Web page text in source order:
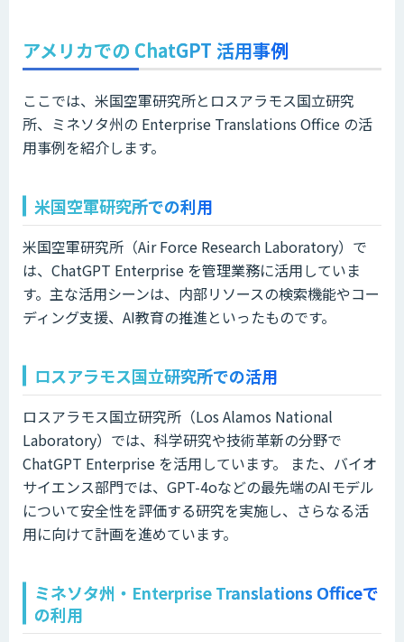
アメリカでの ChatGPT 活用事例
ここでは、米国空軍研究所とロスアラモス国立研究
所、ミネソタ州の Enterprise Translations Office の活
用事例を紹介します。
米国空軍研究所での利用
米国空軍研究所（Air Force Research Laboratory）で
は、ChatGPT Enterprise を管理業務に活用していま
す。主な活用シーンは、内部リソースの検索機能やコー
ディング支援、AI教育の推進といったものです。
ロスアラモス国立研究所での活用
ロスアラモス国立研究所（Los Alamos National
Laboratory）では、科学研究や技術革新の分野で
ChatGPT Enterprise を活用しています。 また、バイオ
サイエンス部門では、GPT-4oなどの最先端のAIモデル
について安全性を評価する研究を実施し、さらなる活
用に向けて計画を進めています。
ミネソタ州・Enterprise Translations Officeで
の利用